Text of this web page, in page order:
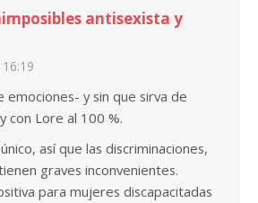
antisexista y
emociones- y sin que sirva de
con Lore al 100 %.
así que las discriminaciones,
graves inconvenientes.
para mujeres discapacitadas